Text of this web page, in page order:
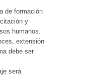
de formación
y
humanos.
extensión
debe ser
será